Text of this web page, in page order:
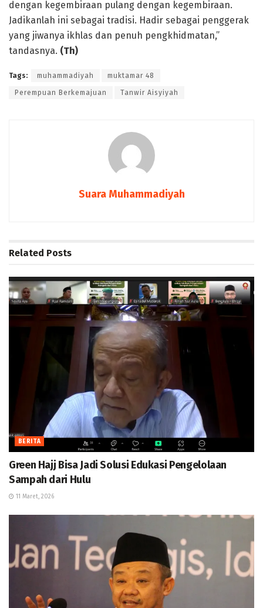
dengan kegembiraan pulang dengan kegembiraan.
Jadikanlah ini sebagai tradisi. Hadir sebagai penggerak
yang jiwanya ikhlas dan penuh pengkhidmatan,”
tandasnya. (Th)
Tags: muhammadiyah muktamar 48
Perempuan Berkemajuan Tanwir Aisyiyah
Suara Muhammadiyah
Related Posts
BERITA
Green Hajj Bisa Jadi Solusi Edukasi Pengelolaan
Sampah dari Hulu
11 Maret, 2026